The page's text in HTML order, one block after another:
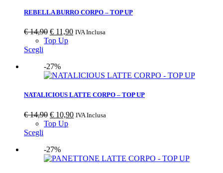
REBELLA BURRO CORPO – TOP UP
€14,90 € 11,90 IVA Inclusa
Top Up
Scegli
-27%
NATALICIOUS LATTE CORPO – TOP UP
€14,90 € 10,90 IVA Inclusa
Top Up
Scegli
-27%